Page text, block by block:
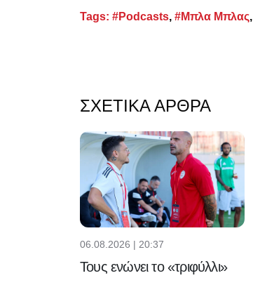
Tags: #Podcasts, #Μπλα Μπλας,
ΣΧΕΤΙΚΆ ΆΡΘΡΑ
06.08.2026 | 20:37
Τους ενώνει το «τριφύλλι»